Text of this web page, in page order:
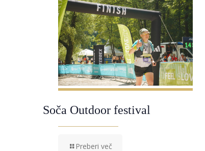
Soča Outdoor festival
Preberi več